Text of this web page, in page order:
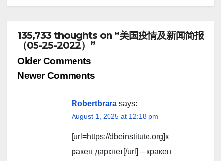
135,733 thoughts on “美国疫情及新闻简报
（05-25-2022）”
Comment
navigation
Older Comments
Newer Comments
Robertbrara says:
August 1, 2025 at 12:18 pm
[url=https://dbeinstitute.org]к
ракен даркнет[/url] – кракен